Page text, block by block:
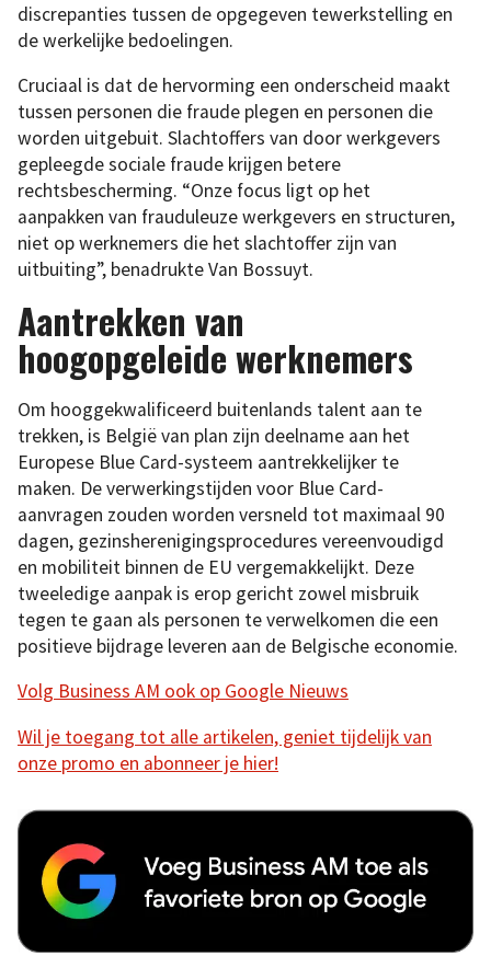
discrepanties tussen de opgegeven tewerkstelling en
de werkelijke bedoelingen.
Cruciaal is dat de hervorming een onderscheid maakt
tussen personen die fraude plegen en personen die
worden uitgebuit. Slachtoffers van door werkgevers
gepleegde sociale fraude krijgen betere
rechtsbescherming. “Onze focus ligt op het
aanpakken van frauduleuze werkgevers en structuren,
niet op werknemers die het slachtoffer zijn van
uitbuiting”, benadrukte Van Bossuyt.
Aantrekken van
hoogopgeleide werknemers
Om hooggekwalificeerd buitenlands talent aan te
trekken, is België van plan zijn deelname aan het
Europese Blue Card-systeem aantrekkelijker te
maken. De verwerkingstijden voor Blue Card-
aanvragen zouden worden versneld tot maximaal 90
dagen, gezinsherenigingsprocedures vereenvoudigd
en mobiliteit binnen de EU vergemakkelijkt. Deze
tweeledige aanpak is erop gericht zowel misbruik
tegen te gaan als personen te verwelkomen die een
positieve bijdrage leveren aan de Belgische economie.
Volg Business AM ook op Google Nieuws
Wil je toegang tot alle artikelen, geniet tijdelijk van
onze promo en abonneer je hier!